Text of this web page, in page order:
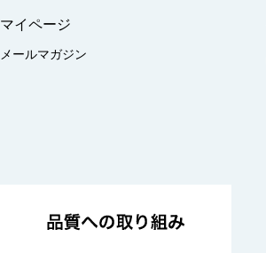
マイページ
メールマガジン